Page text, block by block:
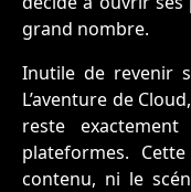
grand nombre.
Inutile de revenir
L’aventure de
reste
plateformes.
contenu, ni le